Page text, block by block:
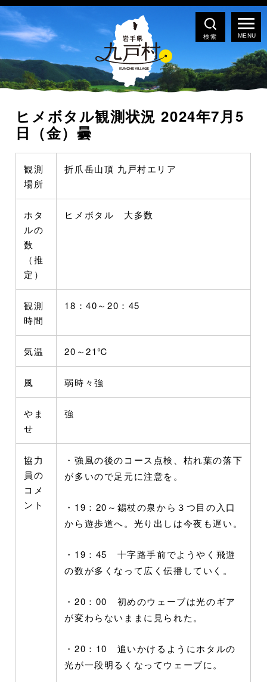
検索
ヒメボタル観測状況 2024年7月5
日（金）曇
観測
場所
折爪岳山頂 九戸村エリア
ホタ
ルの
数
（推
定）
ヒメボタル 大多数
観測
時間
18：40～20：45
気温 20～21℃
風 弱時々強
やま
せ
強
協力
員の
コメ
ント
・強風の後のコース点検、枯れ葉の落下
が多いので足元に注意を。
・19：20～錫杖の泉から３つ目の入口
から遊歩道へ。光り出しは今夜も遅い。
・19：45 十字路手前でようやく飛遊
の数が多くなって広く伝播していく。
・20：00 初めのウェーブは光のギア
が変わらないままに見られた。
・20：10 追いかけるようにホタルの
光が一段明るくなってウェーブに。